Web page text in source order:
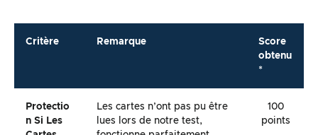
Critère Remarque
Score
obtenu
*
Protectio
N Si Les
Les cartes n’ont pas pu être
lues lors de notre test,
100
points